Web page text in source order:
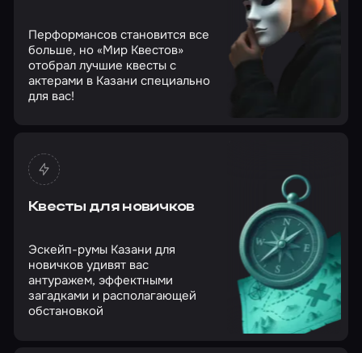
Перформансов становится все
больше, но «Мир Квестов»
отобрал лучшие квесты с
актерами в Казани специально
для вас!
Квесты для новичков
Эскейп-румы Казани для
новичков удивят вас
антуражем, эффектными
загадками и располагающей
обстановкой